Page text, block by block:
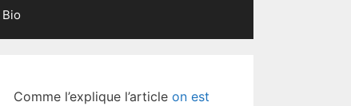
Bio
Comme l’explique l’article on est